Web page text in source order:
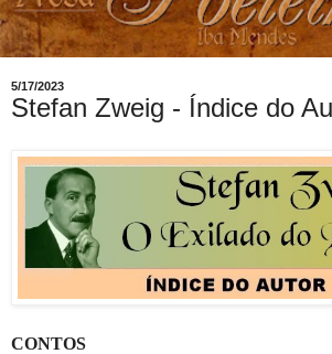
5/17/2023
Stefan Zweig - Índice do
CONTOS